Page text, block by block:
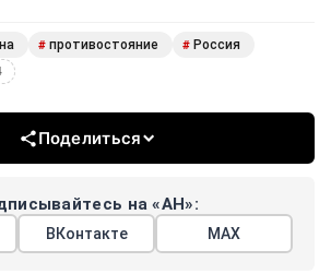
# противостояние # Россия
Поделиться
на «АН»:
ВКонтакте МАХ